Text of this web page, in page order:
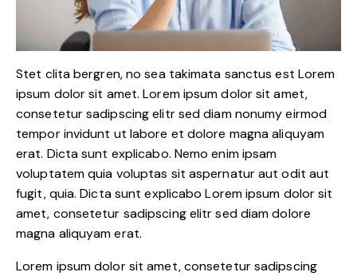
Stet clita bergren, no sea takimata sanctus est Lorem
ipsum dolor sit amet. Lorem ipsum dolor sit amet,
consetetur sadipscing elitr sed diam nonumy eirmod
tempor invidunt ut labore et dolore magna aliquyam
erat. Dicta sunt explicabo. Nemo enim ipsam
voluptatem quia voluptas sit aspernatur aut odit aut
fugit, quia. Dicta sunt explicabo Lorem ipsum dolor sit
amet, consetetur sadipscing elitr sed diam dolore
magna aliquyam erat.
Lorem ipsum dolor sit amet, consetetur sadipscing